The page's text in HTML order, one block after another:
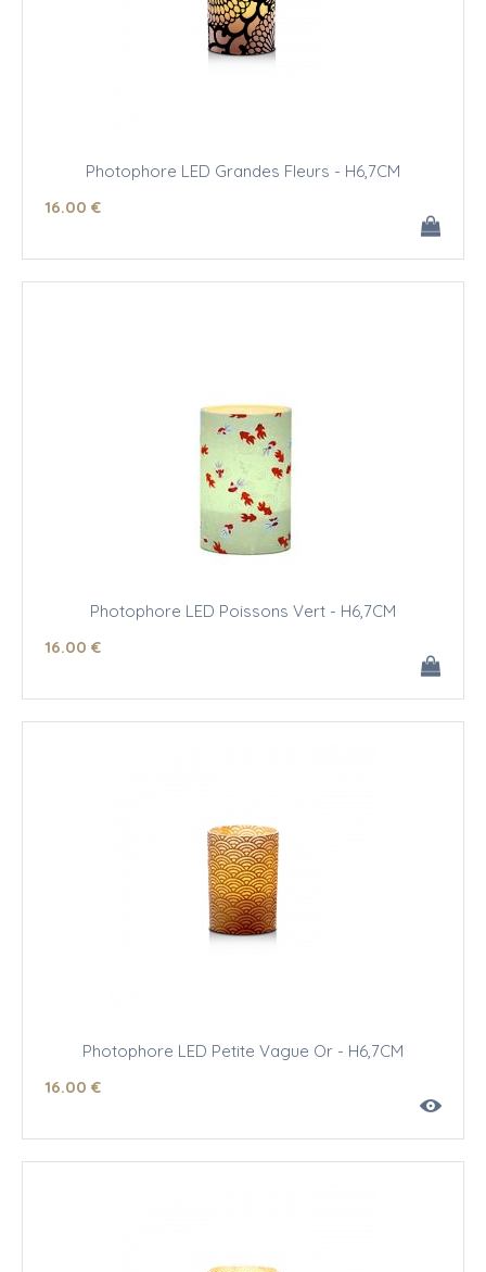
Photophore LED Grandes Fleurs - H6,7CM
16.00 €
Photophore LED Poissons Vert - H6,7CM
16.00 €
Photophore LED Petite Vague Or - H6,7CM
16.00 €